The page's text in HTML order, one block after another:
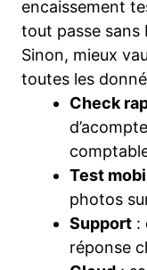
encaissement
tout passe sans
Sinon, mieux
toutes les
Check
Test
photos
Support :
réponse